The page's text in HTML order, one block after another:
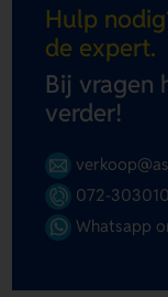
Hulp
de expert.
Bij vragen
verder!
072-
Whatsapp